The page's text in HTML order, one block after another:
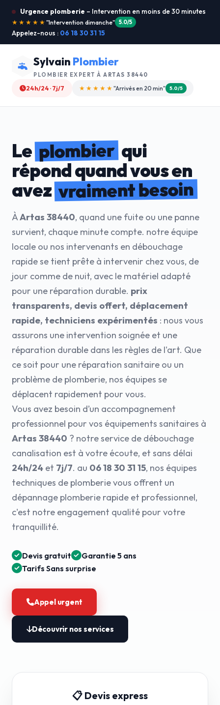
Urgence plomberie – Intervention en moins de 30 minutes
★★★★★"Je recommande !" 4.9/5
Appelez-nous : 06 18 30 31 15
Sylvain Plombier
PLOMBIER EXPERT À ARTAS 38440
24h/24 · 7j/7 ★★★★☆ "Devis gratuit" 4.8/5
Leplombierqui
répond quand vous en
avezvraiment besoin
ÀArtas 38440, quand une fuite ou une panne
survient, chaque minute compte. notre équipe
locale ou nos intervenants en débouchage
rapide se tient prête à intervenir chez vous, de
jour comme de nuit, avec le matériel adapté
pour une réparation durable. prix
transparents, devis offert, déplacement
rapide, techniciens expérimentés : nous vous
assurons une intervention soignée et une
réparation durable dans les règles de l'art. Que
ce soit pour une réparation sanitaire ou un
problème de plomberie, nos équipes se
déplacent rapidement pour vous.
Vous avez besoin d’un accompagnement
professionnel pour vos équipements sanitaires à
Artas 38440 ? notre service de débouchage
canalisation est à votre écoute, et sans délai
24h/24 et 7j/7. au 06 18 30 31 15, nos équipes
techniques de plomberie vous offrent un
dépannage plomberie rapide et professionnel,
c'est notre engagement qualité pour votre
tranquillité.
Devis gratuit
Garantie 5 ans
Tarifs Sans surprise
Appel urgent
Découvrir nos services
📋 Devis express